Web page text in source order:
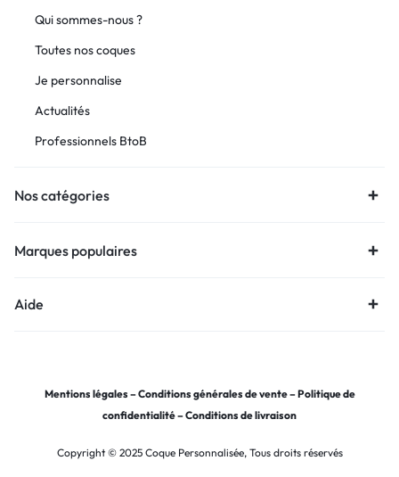
Qui sommes-nous ?
Toutes nos coques
Je personnalise
Actualités
Professionnels BtoB
Nos catégories
Marques populaires
Aide
Mentions légales –Conditions générales de vente–Politique de
confidentialité–Conditions de livraison
Copyright © 2025 Coque Personnalisée, Tous droits réservés